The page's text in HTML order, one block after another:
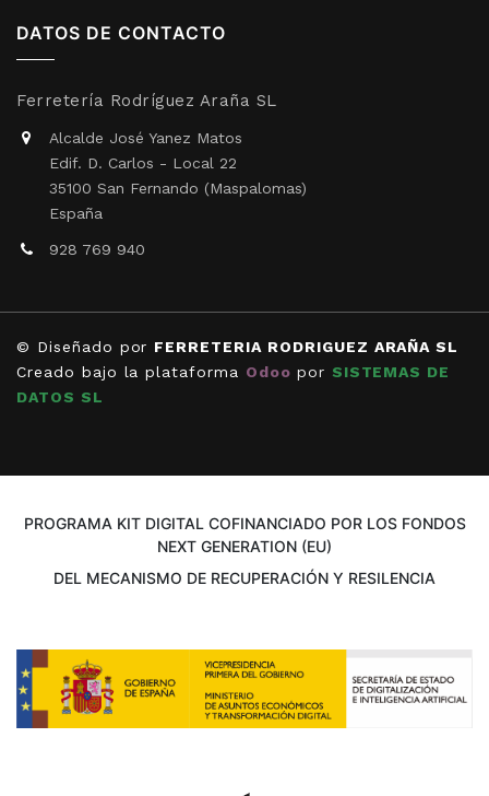
DATOS DE CONTACTO
Ferretería Rodríguez Araña SL
Alcalde José Yanez Matos
Edif. D. Carlos - Local 22
35100 San Fernando (Maspalomas)
España
928 769 940
© Diseñado por FERRETERIA RODRIGUEZ ARAÑA SL
Creado bajo la plataforma Odoo por SISTEMAS DE
DATOS SL
PROGRAMA KIT DIGITAL COFINANCIADO POR LOS FONDOS
NEXT GENERATION (EU)
DEL MECANISMO DE RECUPERACIÓN Y RESILENCIA